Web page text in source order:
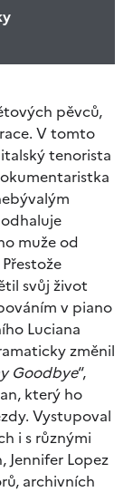
pěvců,
V tomto
tenorista
muže od
svůj život
v piano
Luciana
změnil
Goodbye“,
který ho
Vystupoval
i s různými
Jennifer Lopez
archivních